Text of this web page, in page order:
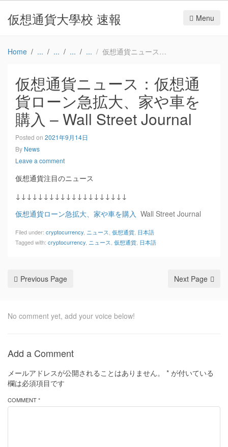
仮想通貨大學校 速報 Menu
Home 仮想通貨ニュース：仮想通貨ローン急拡大、家や車を購入 – Wall Street Journal
仮想通貨ニュース：仮想通
貨ローン急拡大、家や車を
購入 – Wall Street Journal
Posted on 2021年9月14日
By News
Leave a comment
仮想通貨注目のニュース
↓↓↓↓↓↓↓↓↓↓↓↓↓↓↓↓↓↓↓↓
仮想通貨ローン急拡大、家や車を購入 Wall Street Journal
Filed under: cryptocurrency ニュース 仮想通貨 日本語
Tagged with: cryptocurrency ニュース 仮想通貨 日本語
Previous Page Next Page
No comment yet, add your voice below!
Add a Comment
メールアドレスが公開されることはありません。 * が付いている
欄は必須項目です
COMMENT *